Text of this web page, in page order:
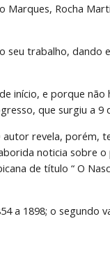
Marques, Rocha
trabalho, dando
início, e porque não
que surgiu a 9
revela, porém,
noticia sobre
de título “ O
a 1898; o segundo